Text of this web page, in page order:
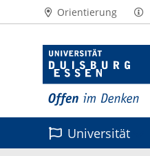
Orientierung
Universität